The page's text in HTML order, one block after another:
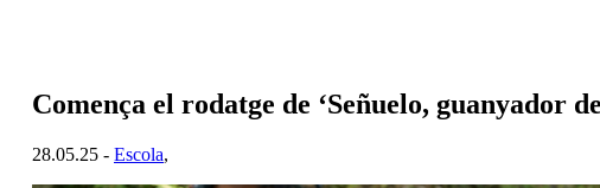
Comença el rodatge de ‘Señuelo, guanyador
28.05.25 - Escola,